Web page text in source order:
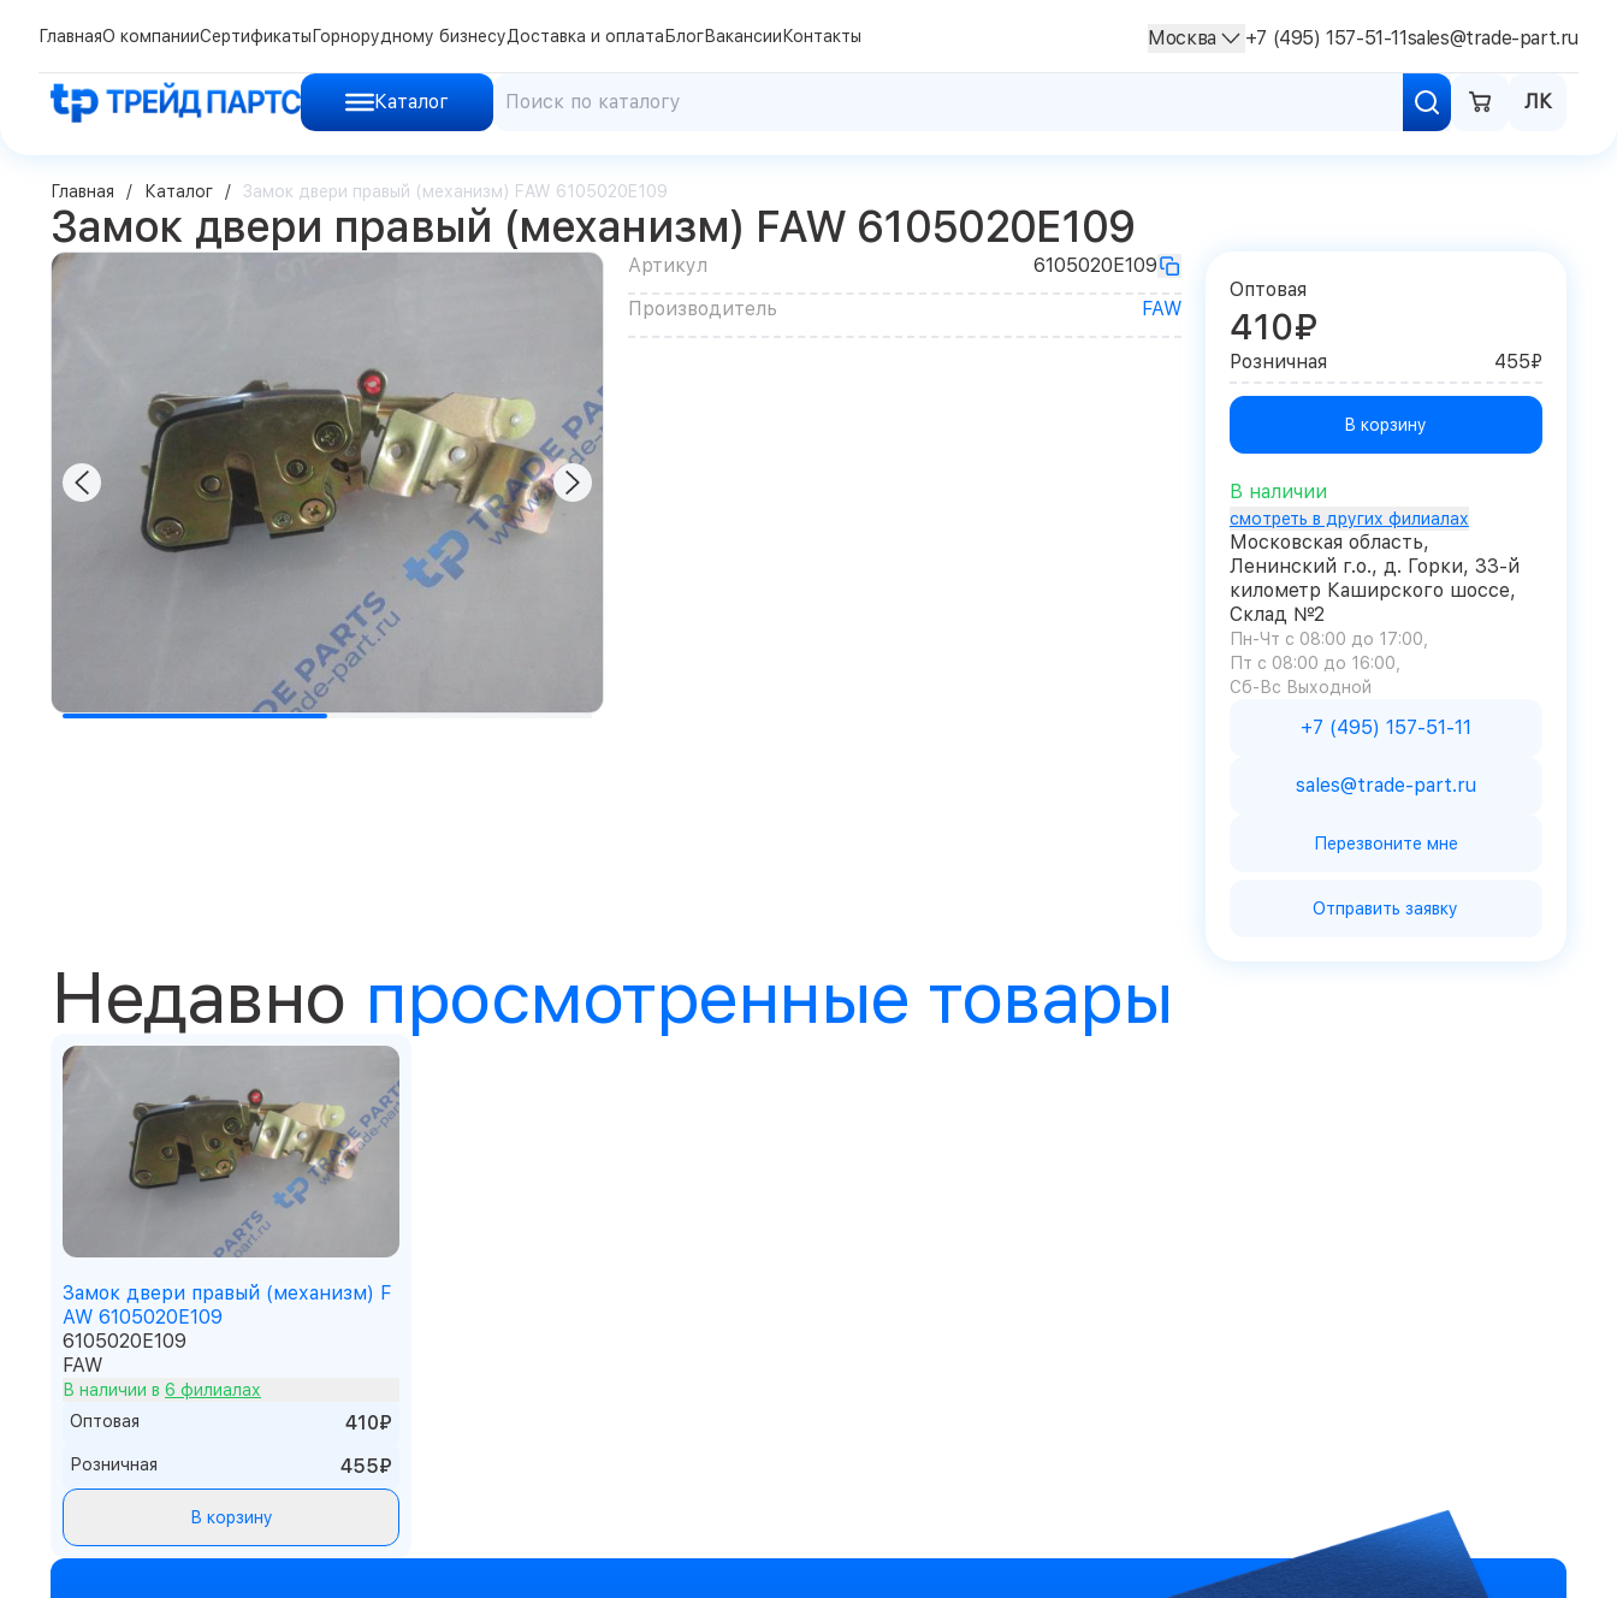
Каталог ЛК
ГлавнаяО компанииСертификаты Горнорудному бизнесуДоставка и оплата БлогВакансии Контакты Москва +7 (495) 157-51-11sales@trade-part.ru
Главная Каталог Замок двери правый (механизм) FAW 6105020E109
Замок двери правый (механизм) FAW 6105020E109
Артикул
6105020E109
Производитель
FAW
Оптовая
410₽
Розничная 455₽
В корзину
В наличии
смотреть в других филиалах
Московская область,
Ленинский г.о., д. Горки, 33-й
километр Каширского шоссе,
Склад №2
Пн-Чт с 08:00 до 17:00
Пт с 08:00 до 16:00
Сб-Вс Выходной
+7 (495) 157-51-11
sales@trade-part.ru
Перезвоните мне
Отправить заявку
Недавно просмотренные товары
Замок двери правый (механизм) F
AW 6105020E109
6105020E109
FAW
В наличии в 6 филиалах
Оптовая
410₽
Розничная 455₽
В корзину